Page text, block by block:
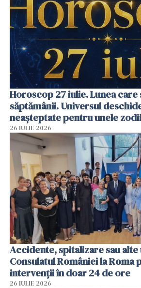
Horoscop 27 iulie. Lunea
săptămânii. Universul
neașteptate pentru unele zodii
26 IULIE 2026
Accidente, spitalizare sau
Consulatul României la Roma
intervenții în doar 24 de ore
26 IULIE 2026